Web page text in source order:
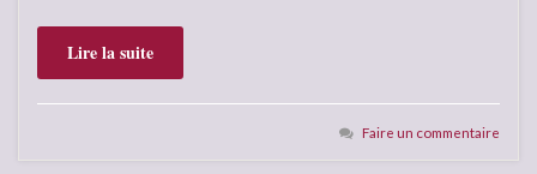
Lire la suite
Faire un commentaire